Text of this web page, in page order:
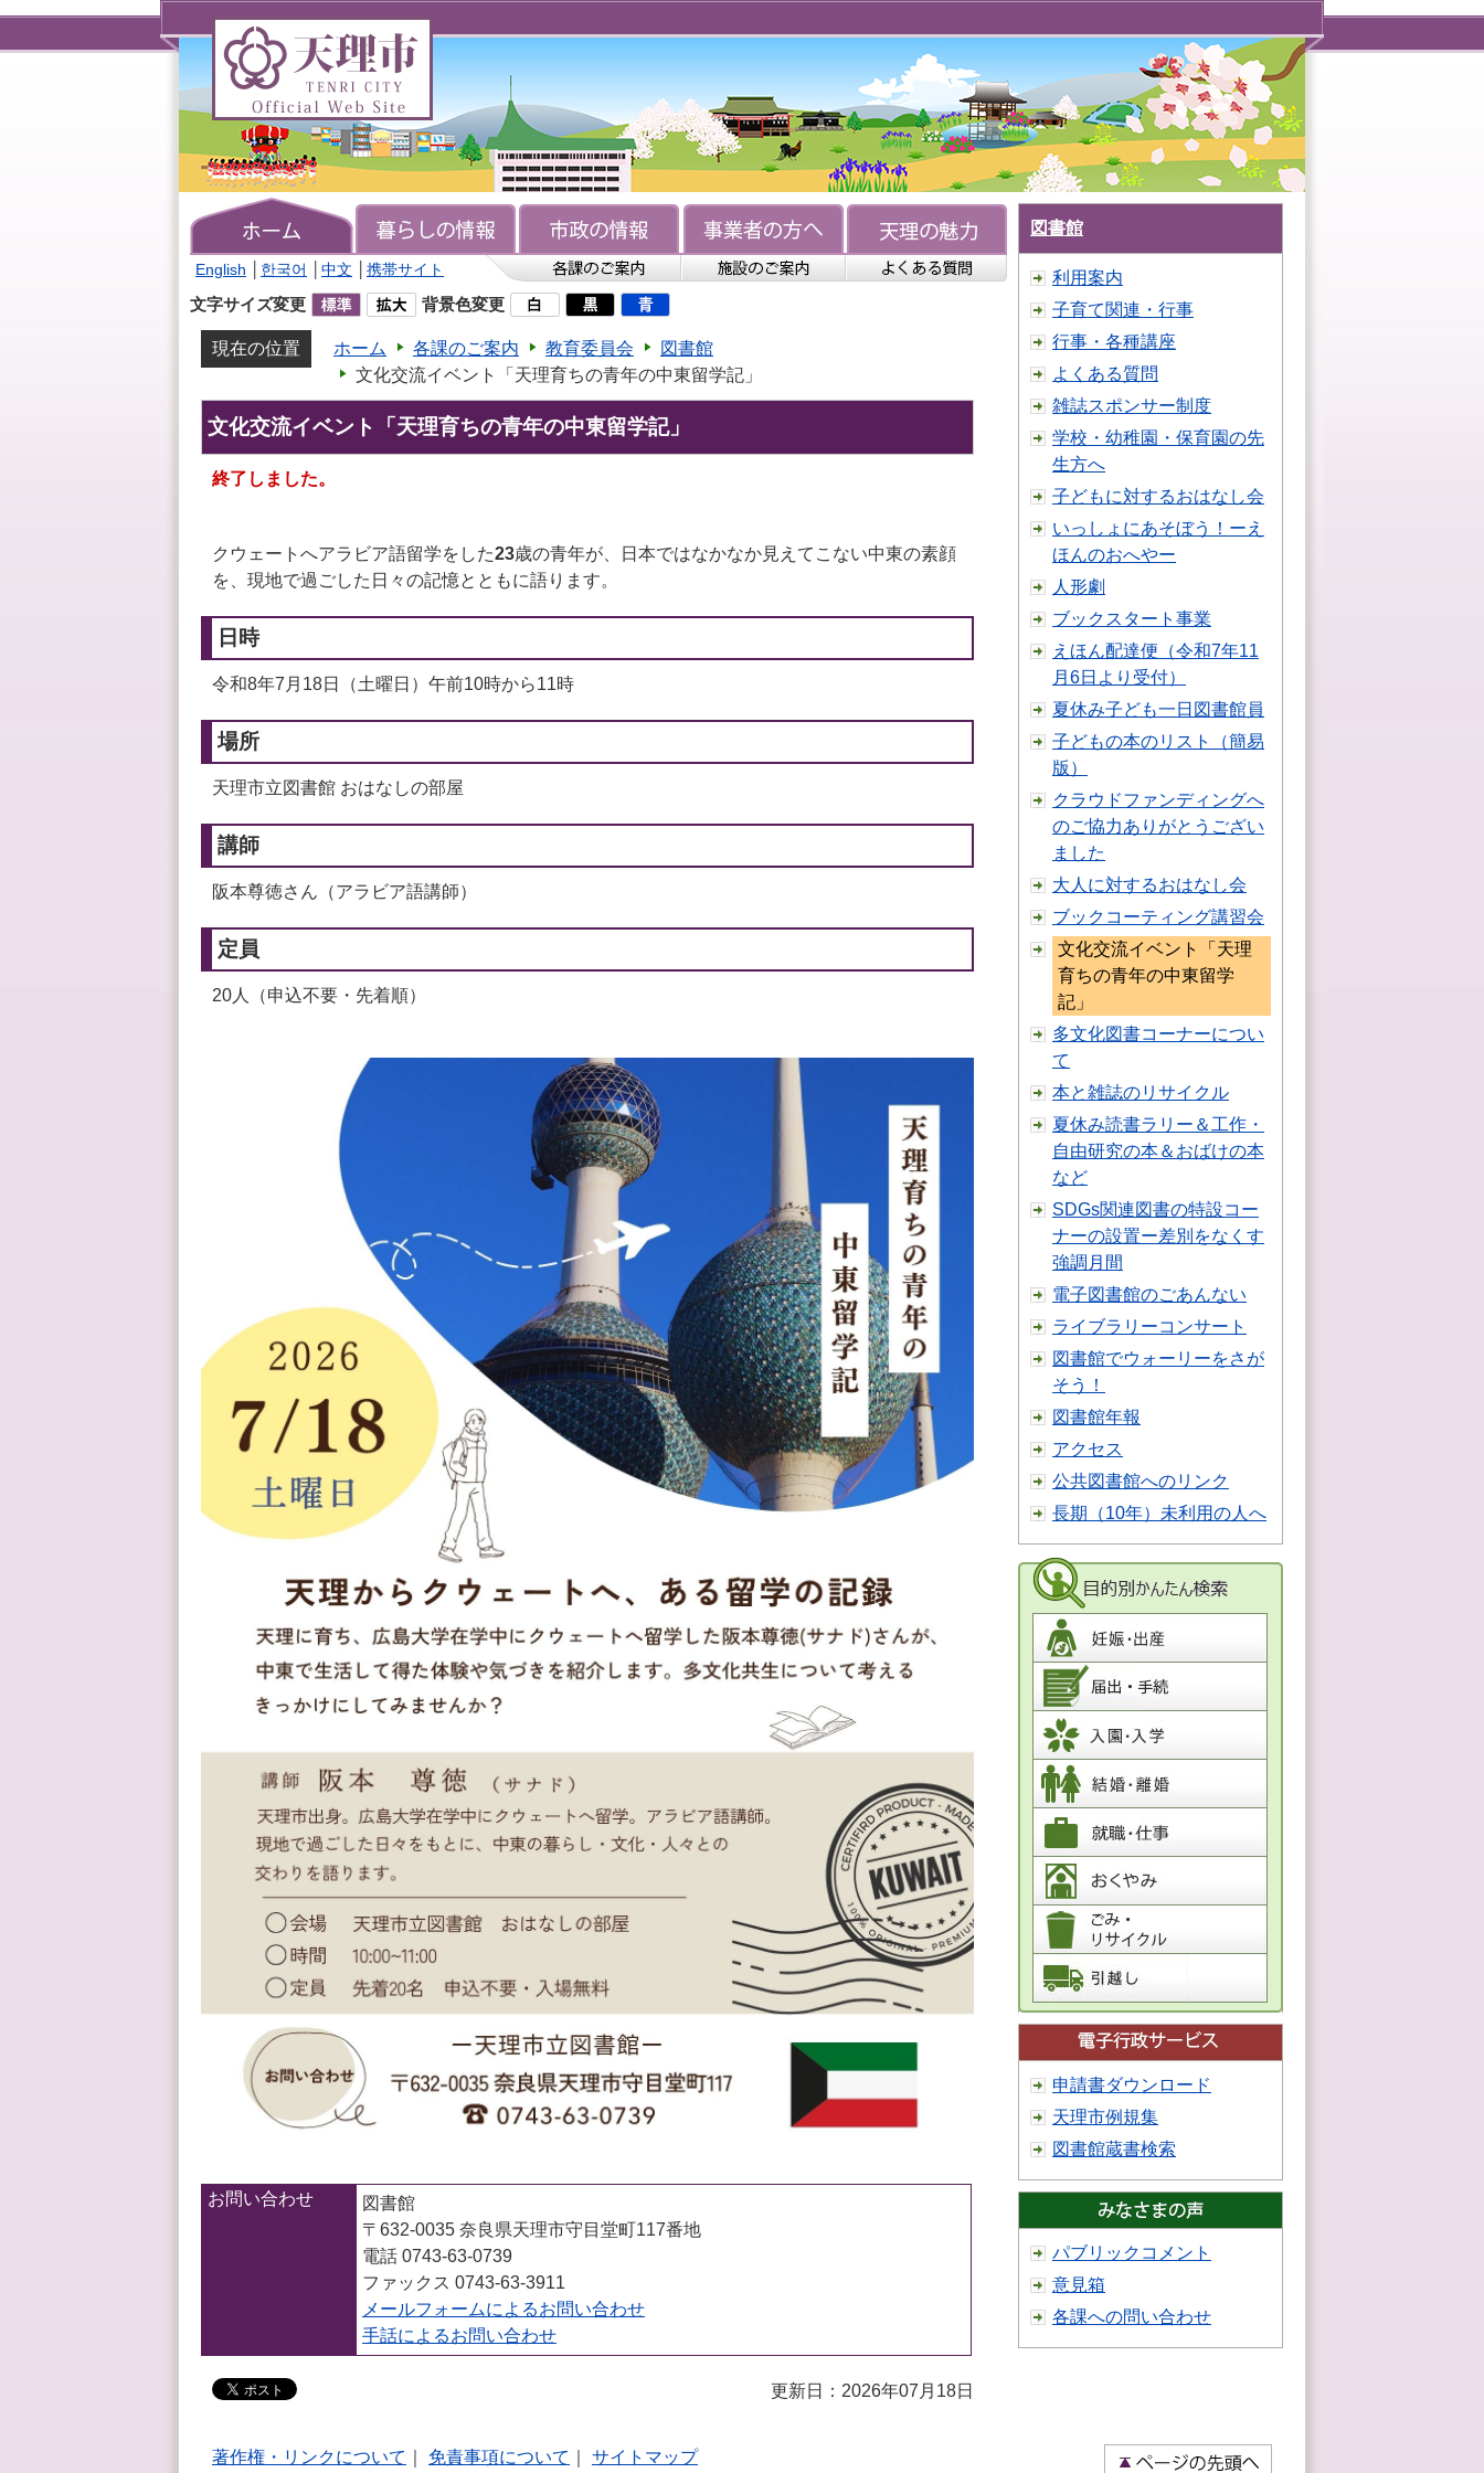
理
TENRI
Official
Site
English 한국어 中文 携帯サイト
文字サイズ変更 背景色変更
現在の位置 ホーム 各課のご案内 教育委員会
図書館
文化交流イベント「天理育ちの青年の中東留学記」
文化交流イベント「天理育ちの青年の中東留学記」
終了しました。
クウェートへアラビア語留学をした23歳の青年が、日本ではなかなか見えてこない中東の素顔
を、現地で過ごした日々の記憶とともに語ります。
日時
令和8年7月18日（土曜日）午前10時から11時
場所
天理市立図書館 おはなしの部屋
講師
阪本尊徳さん（アラビア語講師）
定員
20人（申込不要・先着順）
お問い合わせ
図書館
〒632-0035 奈良県天理市守目堂町117番地
電話 0743-63-0739
ファックス 0743-63-3911
メールフォームによるお問い合わせ
手話によるお問い合わせ
更新日：2026年07月18日
図書館
利用案内
子育て関連・行事
行事・各種講座
よくある質問
雑誌スポンサー制度
学校・幼稚園・保育園の先
生方へ
子どもに対するおはなし会
いっしょにあそぼう！ーえ
ほんのおへやー
人形劇
ブックスタート事業
えほん配達便（令和7年11
月6日より受付）
夏休み子ども一日図書館員
子どもの本のリスト（簡易
版）
クラウドファンディングへ
のご協力ありがとうござい
ました
大人に対するおはなし会
ブックコーティング講習会
文化交流イベント「天理
育ちの青年の中東留学
記」
多文化図書コーナーについ
て
本と雑誌のリサイクル
夏休み読書ラリー＆工作・
自由研究の本＆おばけの本
など
SDGs関連図書の特設コー
ナーの設置ー差別をなくす
強調月間
電子図書館のごあんない
ライブラリーコンサート
図書館でウォーリーをさが
そう！
図書館年報
アクセス
公共図書館へのリンク
長期（10年）未利用の人へ
申請書ダウンロード
天理市例規集
図書館蔵書検索
パブリックコメント
意見箱
各課への問い合わせ
著作権・リンクについて 免責事項について サイトマップ